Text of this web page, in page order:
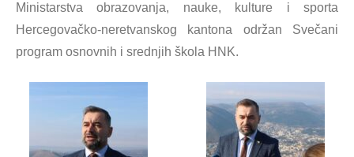
Ministarstva obrazovanja, nauke, kulture i sporta
Hercegovačko-neretvanskog kantona održan Svečani
program osnovnih i srednjih škola HNK.